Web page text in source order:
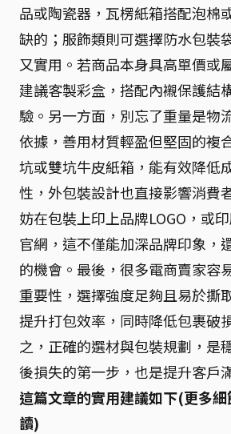
品或陶瓷器，瓦楞紙箱搭配泡棉
缺的；服飾類則可選擇防水包裝
又實用。若商品本身具高單價或
建議客製彩盒，搭配內襯保護結
驗。另一方面，別忘了重量是物
依據，善用材質輕盈但堅固的複
坑或雙坑牛皮紙箱，能有效降低
性，外包裝設計也直接影響消費
妨在包裝上印上品牌LOGO，或
官網，這不僅能加深品牌印象，
的機會。最後，很多電商賣家容
重要性，選擇強度足夠且易於撕
提升打包效率，同時降低包裹破
之，正確的選材與包裝規劃，是
後損失的第一步，也是提升客戶
這篇文章的實用建議如下(更多
讀)